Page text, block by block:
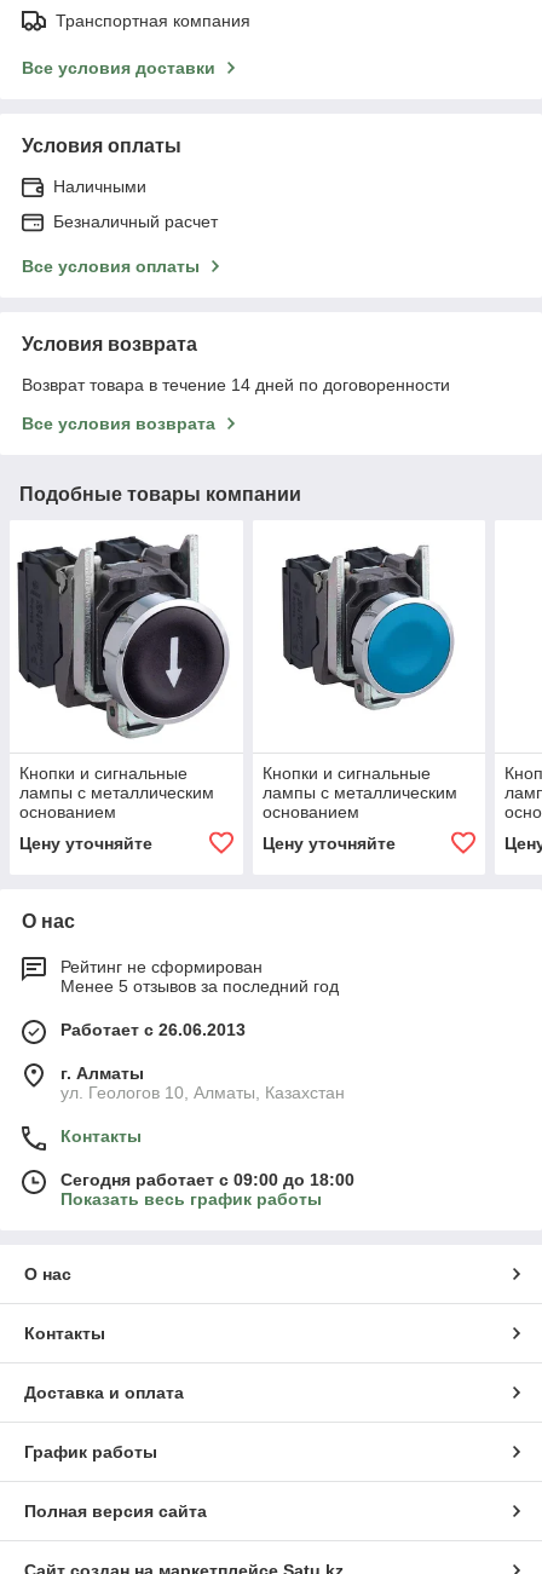
Транспортная компания
Все условия доставки
Условия оплаты
Наличными
Безналичный расчет
Все условия оплаты
Условия возврата
Возврат товара в течение 14 дней по договоренности
Все условия возврата
Подобные товары компании
Кнопки и сигнальные
лампы с металлическим
основанием
Цену уточняйте
Кнопки и сигнальные
лампы с металлическим
основанием
Цену уточняйте
О нас
Рейтинг не сформирован
Менее 5 отзывов за последний год
Работает с 26.06.2013
г. Алматы
ул. Геологов 10, Алматы, Казахстан
Контакты
Сегодня работает с 09:00 до 18:00
Показать весь график работы
О нас
Контакты
Доставка и оплата
График работы
Полная версия сайта